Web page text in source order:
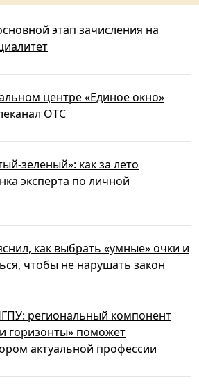
этап зачисления на
центре «Единое окно»
ОТС
зеленый»: как за лето
эксперта по личной
как выбрать «умные» очки и
чтобы не нарушать закон
региональный компонент
горизонты» поможет
актуальной профессии